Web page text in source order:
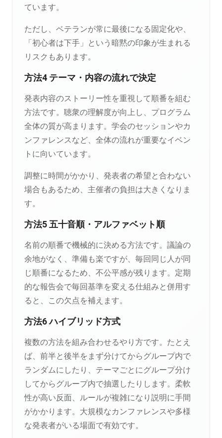
ています。
ただし、ベテランが常に最後になる固定化や、
「初心者は下手」という暗黙の印象が生まれる
リスクもあります。
方法4 テーマ・内容の流れで決定
発表内容のストーリー性を重視して順番を組む
方法です。聴衆の理解度が向上し、プログラム
全体の質が高まります。学会のセッションやカ
ンファレンスなど、全体の流れが重要なイベン
トに向いています。
調整に時間がかかり、発表者の希望と合わない
場合もあるため、主催者の負担は大きくなりま
す。
方法5 五十音順・アルファベット順
名前の順番で機械的に決める方法です。議論の
余地がなく、準備も楽ですが、毎回同じ人が同
じ順番になるため、不公平感が残ります。定期
的な報告会で毎回基準を変える仕組みと併用す
ると、この欠点を補えます。
方法6 ハイブリッド方式
複数の方法を組み合わせるやり方です。たとえ
ば、前半と後半をまず分けてからグループ内で
ランダムにしたり、テーマごとにグループ分け
してからグループ内で抽選したりします。柔軟
性が高い反面、ルールが複雑になり説明に手間
がかかります。大規模なカンファレンスや多様
な発表者がいる場面で有効です。